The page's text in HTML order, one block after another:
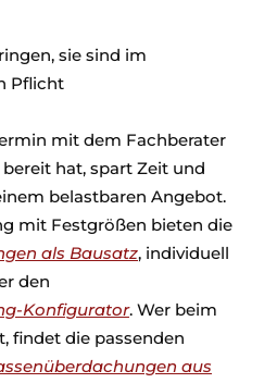
sie sind im
Pflicht
mit dem Fachberater
hat, spart Zeit und
belastbaren Angebot.
mit Festgrößen bieten die
als Bausatz, individuell
den
Konfigurator. Wer beim
findet die passenden
aus